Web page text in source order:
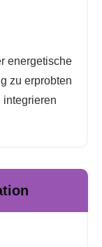
energetische
zu erprobten
integrieren